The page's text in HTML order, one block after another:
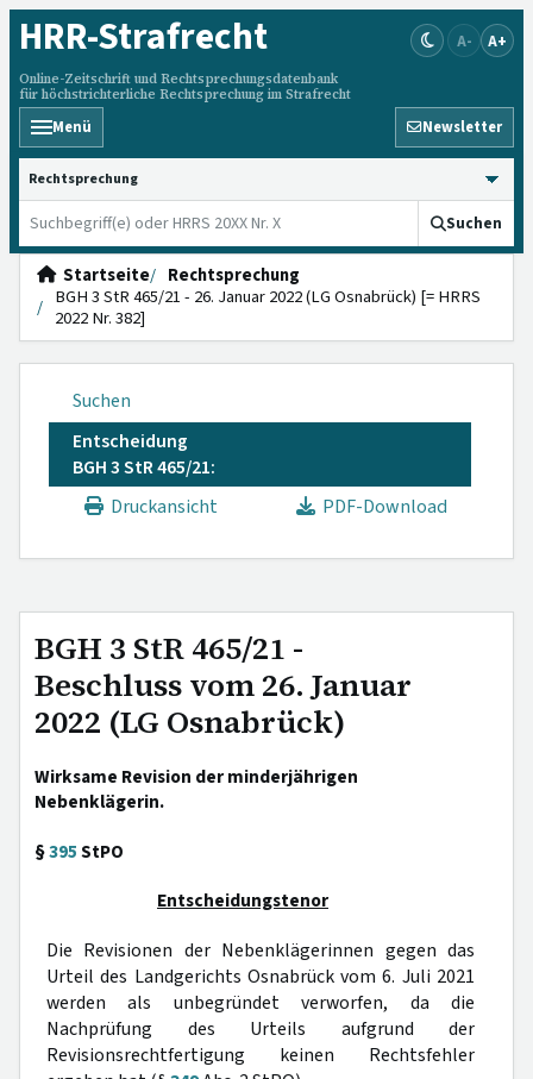
HRR-Strafrecht
Online-Zeitschrift und Rechtsprechungsdatenbank
für höchstrichterliche Rechtsprechung im Strafrecht
A- A+
Menü Newsletter
HRRS durchsuchen
Suchen
Startseite
Rechtsprechung
BGH 3 StR 465/21 - 26. Januar 2022 (LG Osnabrück) [= HRRS
2022 Nr. 382]
Suchen
Entscheidung
BGH 3 StR 465/21:
Druckansicht
PDF-Download
BGH 3 StR 465/21 -
Beschluss vom 26. Januar
2022 (LG Osnabrück)
Wirksame Revision der minderjährigen
Nebenklägerin.
§395StPO
Entscheidungstenor
Die Revisionen der Nebenklägerinnen gegen das
Urteil des Landgerichts Osnabrück vom 6. Juli 2021
werden als unbegründet verworfen, da die
Nachprüfung des Urteils aufgrund der
Revisionsrechtfertigung keinen Rechtsfehler